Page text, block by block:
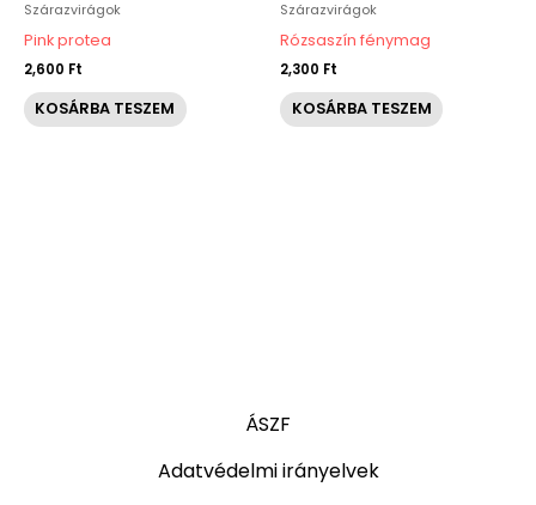
Szárazvirágok
Pink protea
2,600 Ft
KOSÁRBA TESZEM
Szárazvirágok
Rózsaszín fénymag
2,300 Ft
KOSÁRBA TESZEM
ÁSZF
Adatvédelmi irányelvek